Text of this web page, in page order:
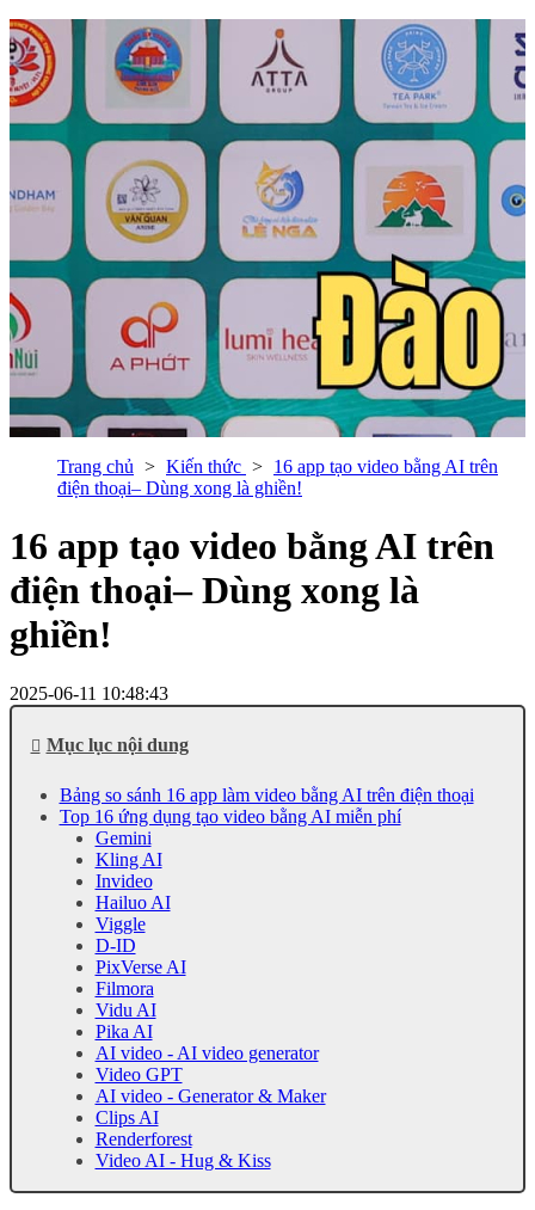
Trang chủ Kiến thức
16 app tạo video bằng AI trên
điện thoại– Dùng xong là ghiền!
16 app tạo video bằng AI trên
điện thoại– Dùng xong là
ghiền!
2025-06-11 10:48:43
Mục lục nội dung
Bảng so sánh 16 app làm video bằng AI trên điện thoại
Top 16 ứng dụng tạo video bằng AI miễn phí
Gemini
Kling AI
Invideo
Hailuo AI
Viggle
D-ID
PixVerse AI
Filmora
Vidu AI
Pika AI
AI video - AI video generator
Video GPT
AI video - Generator & Maker
Clips AI
Renderforest
Video AI - Hug & Kiss